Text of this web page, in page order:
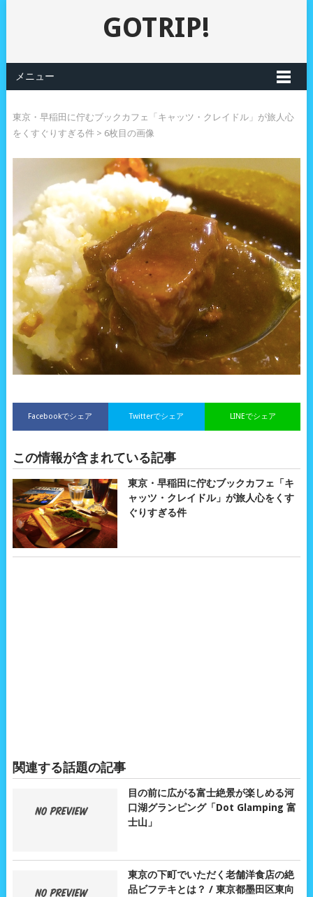
GOTRIP!
メニュー
東京・早稲田に佇むブックカフェ「キャッツ・クレイドル」が旅人心
をくすぐりすぎる件> 6枚目の画像
Facebookでシェア LINEでシェア
Twitterでシェア
この情報が含まれている記事
東京・早稲田に佇むブックカフェ「キ
ャッツ・クレイドル」が旅人心をくす
ぐりすぎる件
関連する話題の記事
目の前に広がる富士絶景が楽しめる河
口湖グランピング「Dot Glamping 富
士山」
東京の下町でいただく老舗洋食店の絶
品ビフテキとは？ / 東京都墨田区東向